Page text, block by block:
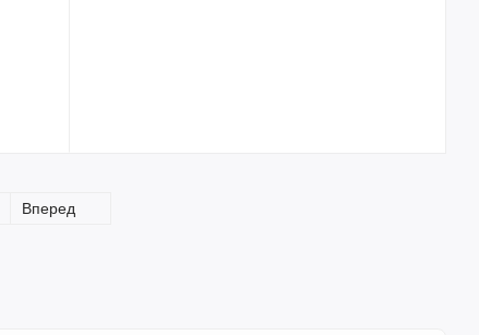
Вперед